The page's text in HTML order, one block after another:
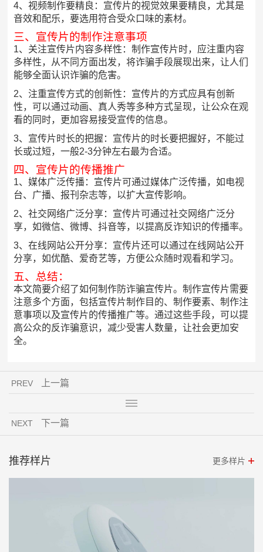
4、视频制作要精良：宣传片的视觉效果要精良，尤其是
音效和配乐，要选用符合受众口味的素材。
三、宣传片的制作注意事项
1、关注宣传片内容多样性：制作宣传片时，应注重内容
多样性，从不同方面出发，将诈骗手段展现出来，让人们
能够全面认识诈骗的危害。
2、注重宣传方式的创新性：宣传片的方式应具有创新
性，可以通过动画、真人秀等多种方式呈现，让公众在观
看的同时，更加容易接受宣传的信息。
3、宣传片时长的把握：宣传片的时长要把握好，不能过
长或过短，一般2-3分钟左右最为合适。
四、宣传片的传播推广
1、媒体广泛传播：宣传片可通过媒体广泛传播，如电视
台、广播、报刊杂志等，以扩大宣传影响。
2、社交网络广泛分享：宣传片可通过社交网络广泛分
享，如微信、微博、抖音等，以提高反诈知识的传播率。
3、在线网站公开分享：宣传片还可以通过在线网站公开
分享，如优酷、爱奇艺等，方便公众随时观看和学习。
五、总结：
本文简要介绍了如何制作防诈骗宣传片。制作宣传片需要
注意多个方面，包括宣传片制作目的、制作要素、制作注
意事项以及宣传片的传播推广等。通过这些手段，可以提
高公众的反诈骗意识，减少受害人数量，让社会更加安
全。
PREV 上一篇
NEXT 下一篇
推荐样片 更多样片